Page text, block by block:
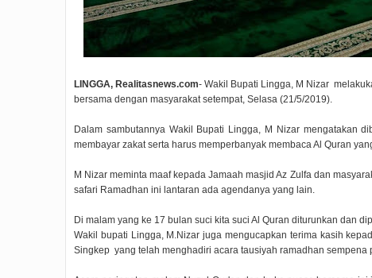
LINGGA, Realitasnews.com- Wakil Bupati Lingga, M Nizar
bersama dengan masyarakat setempat, Selasa (21/5/2019).
Dalam sambutannya Wakil Bupati Lingga, M Nizar mengatakan
membayar zakat serta harus memperbanyak membaca Al Quran
M Nizar meminta maaf kepada Jamaah masjid Az Zulfa dan
safari Ramadhan ini lantaran ada agendanya yang lain.
Di malam yang ke 17 bulan suci kita suci Al Quran diturunkan dan
Wakil bupati Lingga, M.Nizar juga mengucapkan terima kasih
Singkep yang telah menghadiri acara tausiyah ramadhan